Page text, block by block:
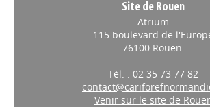
Site de Rouen
Atrium
115 boulevard de
76100 Rouen
Tél. : 02 35 73 77 82
Venir sur le site de